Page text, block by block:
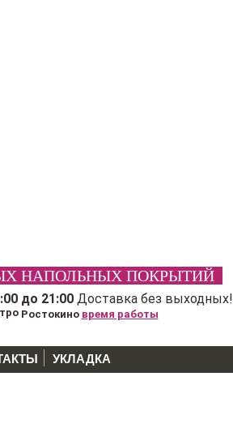
НАПОЛЬНЫХ ПОКРЫТИЙ
до 21:00 Доставка без выходных!
Ростокино время работы
УКЛАДКА